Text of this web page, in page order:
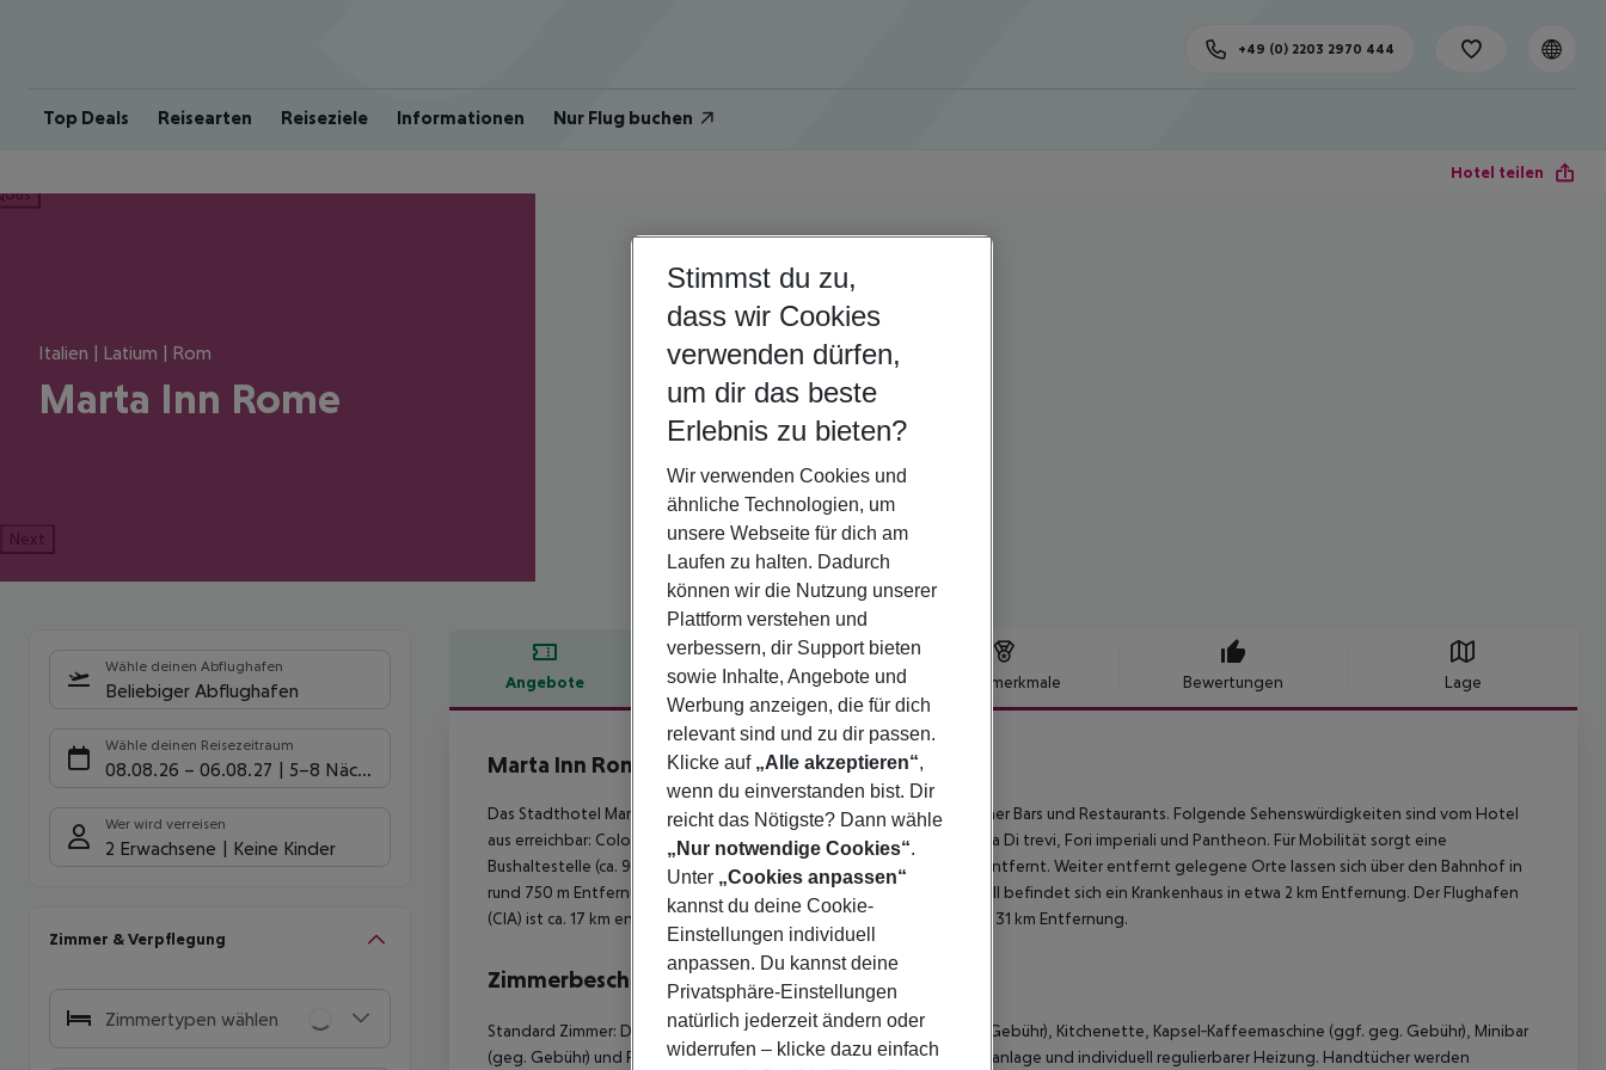
Top Deals Reisearten Reiseziele Informationen Nur Flug buchen
+49 (0) 2203 2970 444
Hotel teilen
Italien | Latium | Rom
Marta Inn Rome
Next
Wähle deinen Abflughafen
Beliebiger Abflughafen
Wähle deinen Reisezeitraum
08.08.26 – 06.08.27 5-8 Nächte
Wer wird verreisen
2 Erwachsene Keine Kinder
Zimmer & Verpflegung
Zimmertypen wählen
Angebote Hotelbeschreibung Hotelmerkmale Bewertungen Lage
Hotelbeschreibung
Marta Inn Rome 0
Das Stadthotel Marta Inn befindet sich ganz in der Nähe verschiedener Bars und Restaurants. Folgende Sehenswürdigkeiten sind vom Hotel
aus erreichbar: Colosseo (ca. 850 m), Piazza Dante (ca. 550 m), Fontana Di trevi, Fori imperiali und Pantheon. Für Mobilität sorgt eine
Bushaltestelle (ca. 90 m entfernt). Eine U-Bahnstation ist ca. 400 m entfernt. Weiter entfernt gelegene Orte lassen sich über den Bahnhof in
rund 750 m Entfernung erreichen. Zur ärztlichen Versorgung im Notfall befindet sich ein Krankenhaus in etwa 2 km Entfernung. Der Flughafen
(CIA) ist ca. 17 km entfernt. Ein weiterer Flughafen (FCO) liegt in etwa 31 km Entfernung.
Zimmerbeschreibung
Standard Zimmer: Die Zimmer sind ausgestattet mit Babybett (geg. Gebühr), Kitchenette, Kapsel‑Kaffeemaschine (ggf. geg. Gebühr), Minibar
(geg. Gebühr) und Flatscreen-TV sowie individuell regulierbarer Klimaanlage und individuell regulierbarer Heizung. Handtücher werden
Stimmst du zu,
dass wir Cookies
verwenden dürfen,
um dir das beste
Erlebnis zu bieten?
Wir verwenden Cookies und
ähnliche Technologien, um
unsere Webseite für dich am
Laufen zu halten. Dadurch
können wir die Nutzung unserer
Plattform verstehen und
verbessern, dir Support bieten
sowie Inhalte, Angebote und
Werbung anzeigen, die für dich
relevant sind und zu dir passen.
Klicke auf „Alle akzeptieren“,
wenn du einverstanden bist. Dir
reicht das Nötigste? Dann wähle
„Nur notwendige Cookies“.
Unter „Cookies anpassen“
kannst du deine Cookie-
Einstellungen individuell
anpassen. Du kannst deine
Privatsphäre-Einstellungen
natürlich jederzeit ändern oder
widerrufen – klicke dazu einfach